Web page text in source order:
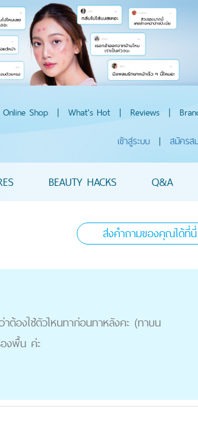
Online Shop | What's Hot | Reviews |
เข้าสู่ระบบ | สมัครส
BEAUTY HACKS Q&A
ส่งคำถามของคุณได้ที่นี่
องใช้ตัวไหนทาก่อนทาหลังคะ (ทาบน
งพื้น ค่ะ